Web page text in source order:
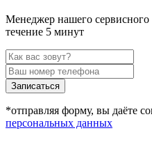
Менеджер нашего сервисного
течение 5 минут
Записаться
*отправляя форму, вы даёте
персональных данных